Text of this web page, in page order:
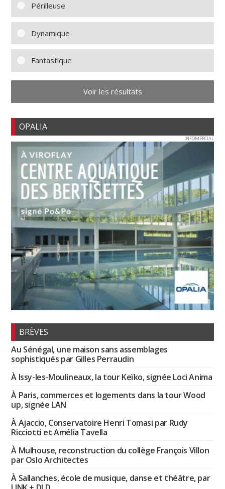
Périlleuse
Dynamique
Fantastique
Voir les résultats
OPALIA
INFOMERCIAL
BRÈVES
Au Sénégal, une maison sans assemblages
sophistiqués par Gilles Perraudin
À Issy-les-Moulineaux, la tour Keïko, signée Loci Anima
À Paris, commerces et logements dans la tour Wood
up, signée LAN
À Ajaccio, Conservatoire Henri Tomasi par Rudy
Ricciotti et Amélia Tavella
À Mulhouse, reconstruction du collège François Villon
par Oslo Architectes
À Sallanches, école de musique, danse et théâtre, par